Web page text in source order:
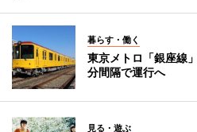
暮らす・働く
東京メトロ「銀座線
分間隔で運行へ
見る・遊ぶ